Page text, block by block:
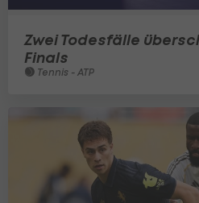
Zwei Todesfälle
Finals
Tennis - ATP